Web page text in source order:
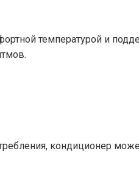
температурой и
кондиционер